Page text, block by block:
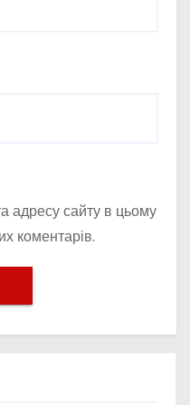
адресу сайту в цьому
коментарів.